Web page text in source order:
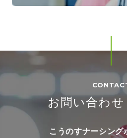
お問い合わ
こうのすナーシング